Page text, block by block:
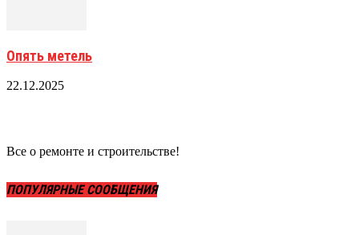
Опять метель
22.12.2025
Все о ремонте и строительстве!
ПОПУЛЯРНЫЕ СООБЩЕНИЯ